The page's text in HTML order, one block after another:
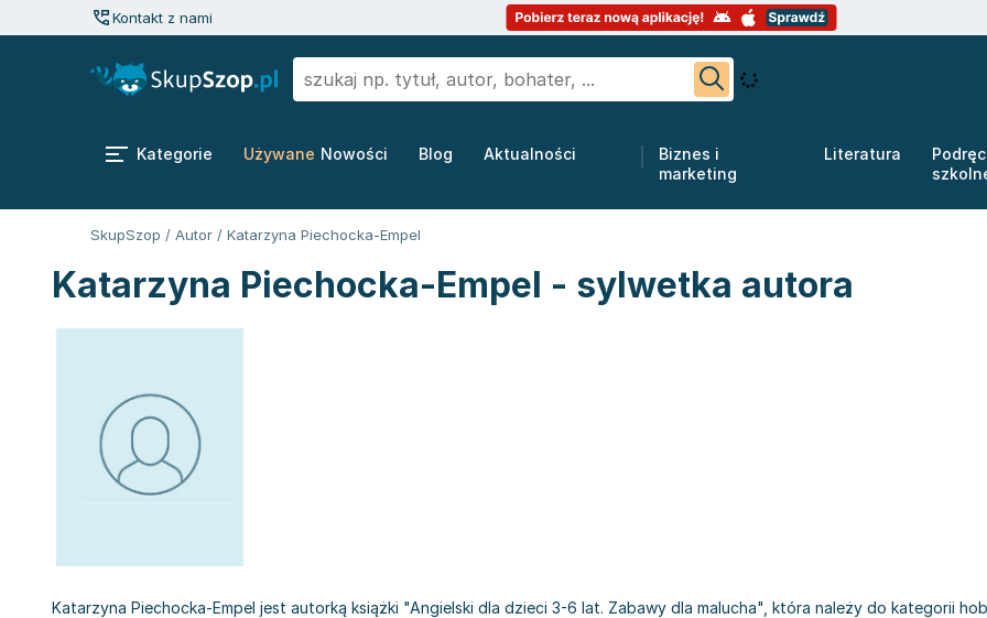
Kontakt z nami
Kategorie Używane Nowości Blog Aktualności
Biznes i
marketing
Literatura
SkupSzop / Autor / Katarzyna Piechocka-Empel
Katarzyna Piechocka-Empel - sylwetka autora
Katarzyna Piechocka-Empel jest autorką książki "Angielski dla dzieci 3-6 lat. Zabawy dla malucha", która należy do kategorii